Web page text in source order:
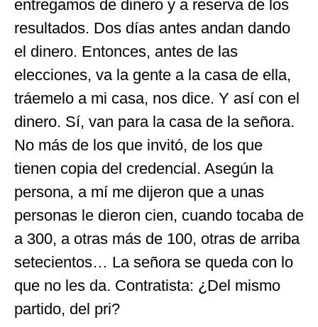
entregamos de dinero y a reserva de los
resultados. Dos días antes andan dando
el dinero. Entonces, antes de las
elecciones, va la gente a la casa de ella,
tráemelo a mi casa, nos dice. Y así con el
dinero. Sí, van para la casa de la señora.
No más de los que invitó, de los que
tienen copia del credencial. Asegún la
persona, a mí me dijeron que a unas
personas le dieron cien, cuando tocaba de
a 300, a otras más de 100, otras de arriba
setecientos… La señora se queda con lo
que no les da. Contratista: ¿Del mismo
partido, del pri?